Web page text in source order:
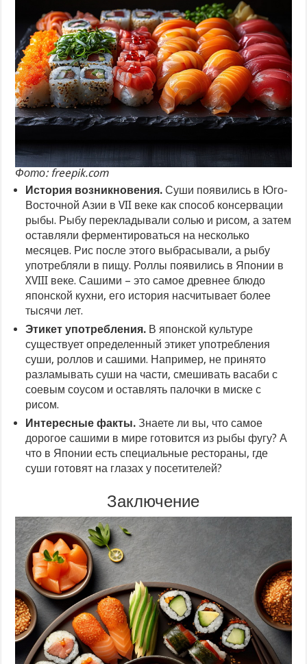
Фото: freepik.com
История возникновения. Суши появились в Юго-
Восточной Азии в VII веке как способ консервации
рыбы. Рыбу перекладывали солью и рисом, а затем
оставляли ферментироваться на несколько
месяцев. Рис после этого выбрасывали, а рыбу
употребляли в пищу. Роллы появились в Японии в
XVIII веке. Сашими – это самое древнее блюдо
японской кухни, его история насчитывает более
тысячи лет.
Этикет употребления. В японской культуре
существует определенный этикет употребления
суши, роллов и сашими. Например, не принято
разламывать суши на части, смешивать васаби с
соевым соусом и оставлять палочки в миске с
рисом.
Интересные факты. Знаете ли вы, что самое
дорогое сашими в мире готовится из рыбы фугу? А
что в Японии есть специальные рестораны, где
суши готовят на глазах у посетителей?
Заключение